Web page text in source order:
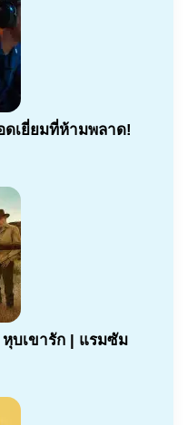
ดเยี่ยมที่ห้ามพลาด!
หุบเขารัก | แรมซัม